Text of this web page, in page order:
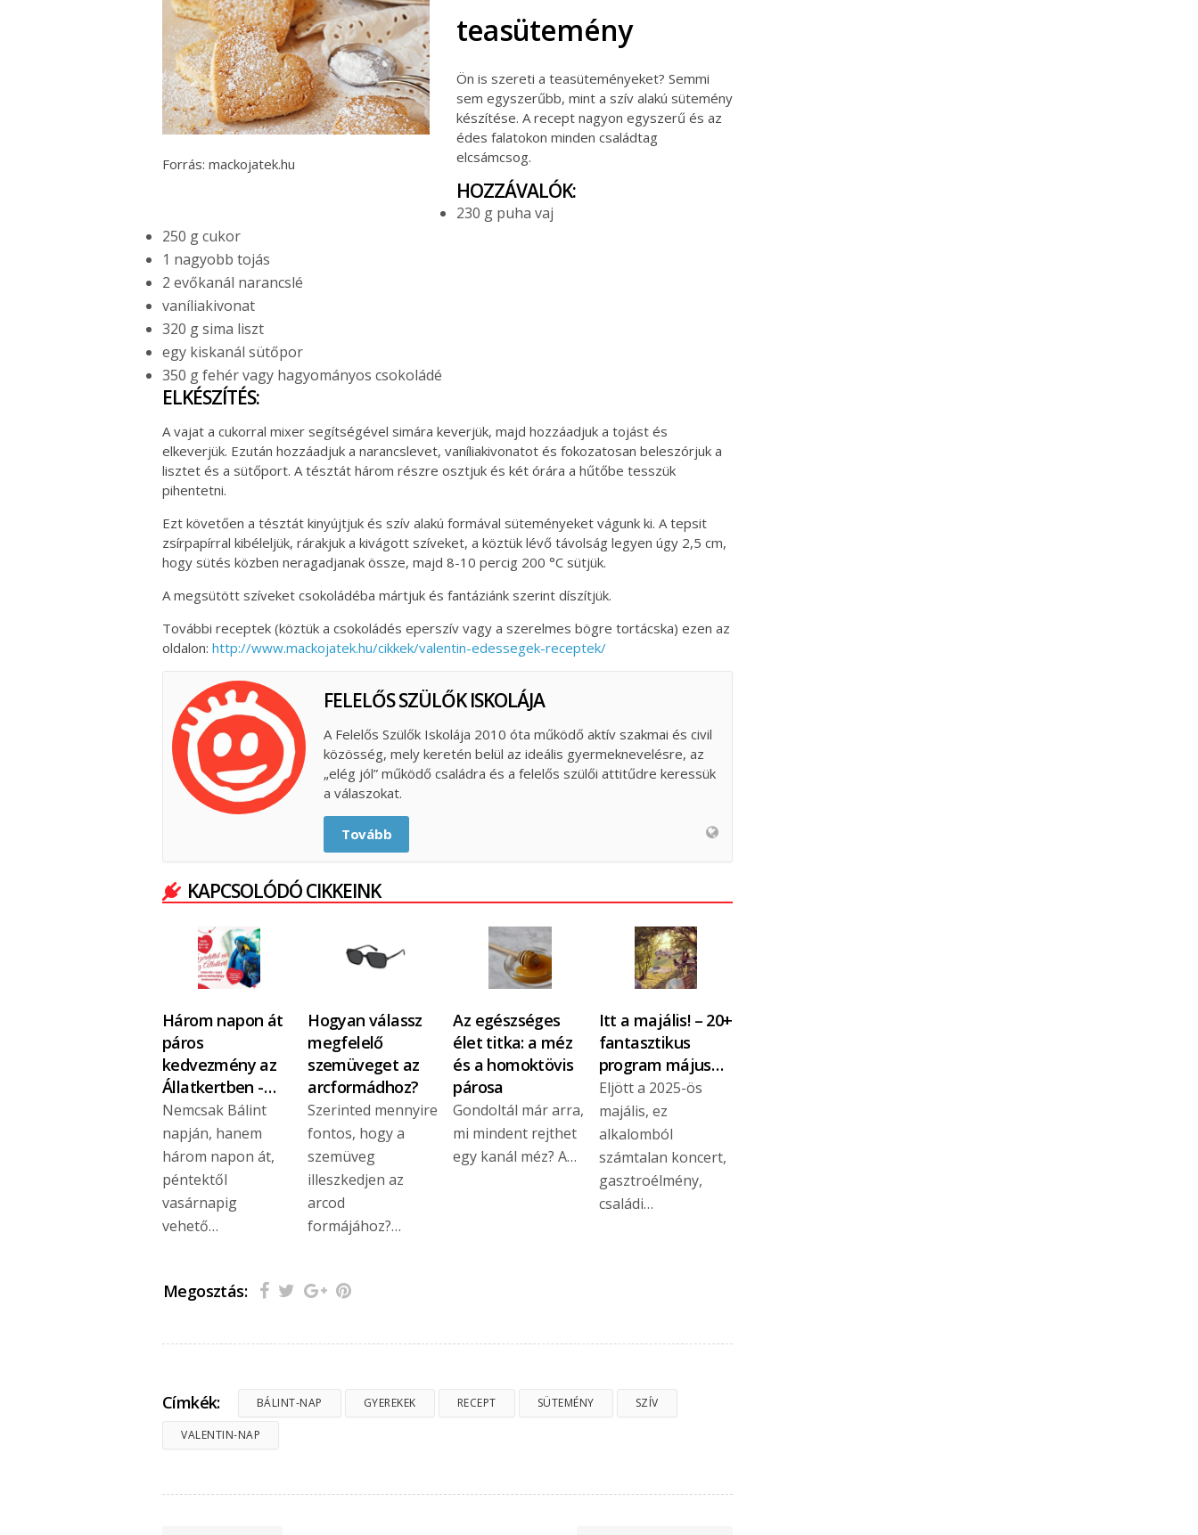
Forrás: mackojatek.hu
teasütemény
Ön is szereti a teasüteményeket? Semmi
sem egyszerűbb, mint a szív alakú sütemény
készítése. A recept nagyon egyszerű és az
édes falatokon minden családtag
elcsámcsog.
HOZZÁVALÓK:
230 g puha vaj
250 g cukor
1 nagyobb tojás
2 evőkanál narancslé
vaníliakivonat
320 g sima liszt
egy kiskanál sütőpor
350 g fehér vagy hagyományos csokoládé
ELKÉSZÍTÉS:
A vajat a cukorral mixer segítségével simára keverjük, majd hozzáadjuk a tojást és
elkeverjük. Ezután hozzáadjuk a narancslevet, vaníliakivonatot és fokozatosan beleszórjuk a
lisztet és a sütőport. A tésztát három részre osztjuk és két órára a hűtőbe tesszük
pihentetni.
Ezt követően a tésztát kinyújtjuk és szív alakú formával süteményeket vágunk ki. A tepsit
zsírpapírral kibéleljük, rárakjuk a kivágott szíveket, a köztük lévő távolság legyen úgy 2,5 cm,
hogy sütés közben neragadjanak össze, majd 8-10 percig 200 °C sütjük.
A megsütött szíveket csokoládéba mártjuk és fantáziánk szerint díszítjük.
További receptek (köztük a csokoládés eperszív vagy a szerelmes bögre tortácska) ezen az
oldalon: http://www.mackojatek.hu/cikkek/valentin-edessegek-receptek/
FELELŐS SZÜLŐK ISKOLÁJA
A Felelős Szülők Iskolája 2010 óta működő aktív szakmai és civil
közösség, mely keretén belül az ideális gyermeknevelésre, az
„elég jól” működő családra és a felelős szülői attitűdre keressük
a válaszokat.
Tovább
KAPCSOLÓDÓ CIKKEINK
Három napon át
páros
kedvezmény az
Állatkertben -…
Nemcsak Bálint
napján, hanem
három napon át,
péntektől
vasárnapig
vehető…
Hogyan válassz
megfelelő
szemüveget az
arcformádhoz?
Szerinted mennyire
fontos, hogy a
szemüveg
illeszkedjen az
arcod
formájához?…
Az egészséges
élet titka: a méz
és a homoktövis
párosa
Gondoltál már arra,
mi mindent rejthet
egy kanál méz? A…
Itt a majális! – 20+
fantasztikus
program május…
Eljött a 2025-ös
majális, ez
alkalomból
számtalan koncert,
gasztroélmény,
családi…
Megosztás:
Címkék: BÁLINT-NAP GYEREKEK RECEPT SÜTEMÉNY SZÍV
VALENTIN-NAP